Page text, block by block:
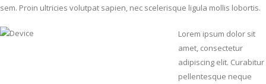
sem. Proin ultricies volutpat sapien, nec scelerisque ligula mollis lobortis.
Lorem ipsum dolor sit
amet, consectetur
adipiscing elit. Curabitur
pellentesque neque